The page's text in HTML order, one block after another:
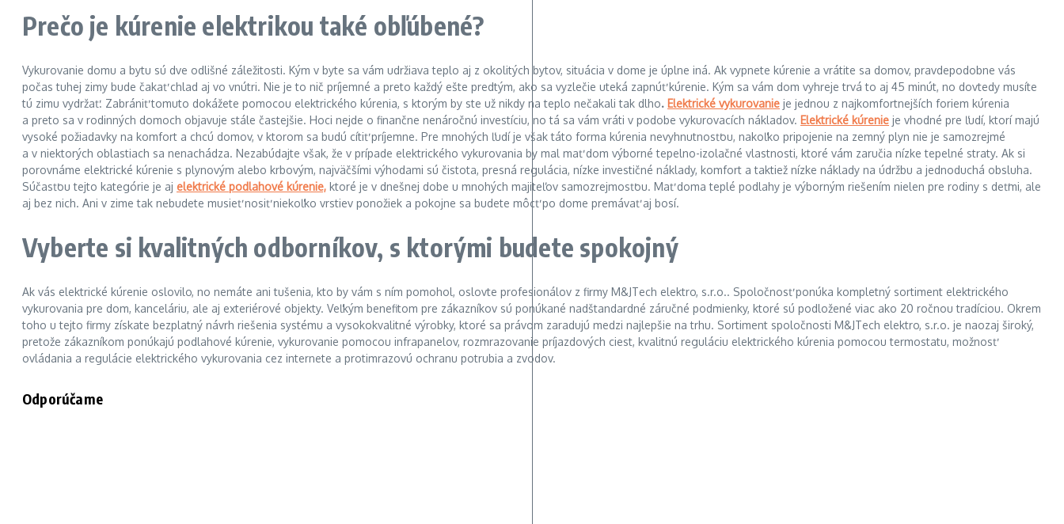
Prečo je kúrenie elektrikou také obľúbené?
Vykurovanie domu a bytu sú dve odlišné záležitosti. Kým v byte sa vám udržiava teplo aj z okolitých bytov, situácia v dome je úplne iná. Ak vypnete kúrenie a vrátite sa domov, pravdepodobne vás
počas tuhej zimy bude čakať chlad aj vo vnútri. Nie je to nič príjemné a preto každý ešte predtým, ako sa vyzlečie uteká zapnúť kúrenie. Kým sa vám dom vyhreje trvá to aj 45 minút, no dovtedy musíte
tú zimu vydržať. Zabrániť tomuto dokážete pomocou elektrického kúrenia, s ktorým by ste už nikdy na teplo nečakali tak dlho. Elektrické vykurovanie je jednou z najkomfortnejších foriem kúrenia
a preto sa v rodinných domoch objavuje stále častejšie. Hoci nejde o finančne nenáročnú investíciu, no tá sa vám vráti v podobe vykurovacích nákladov. Elektrické kúrenie je vhodné pre ľudí, ktorí majú
vysoké požiadavky na komfort a chcú domov, v ktorom sa budú cítiť príjemne. Pre mnohých ľudí je však táto forma kúrenia nevyhnutnosťou, nakoľko pripojenie na zemný plyn nie je samozrejmé
a v niektorých oblastiach sa nenachádza. Nezabúdajte však, že v prípade elektrického vykurovania by mal mať dom výborné tepelno-izolačné vlastnosti, ktoré vám zaručia nízke tepelné straty. Ak si
porovnáme elektrické kúrenie s plynovým alebo krbovým, najväčšími výhodami sú čistota, presná regulácia, nízke investičné náklady, komfort a taktiež nízke náklady na údržbu a jednoduchá obsluha.
Súčasťou tejto kategórie je aj elektrické podlahové kúrenie, ktoré je v dnešnej dobe u mnohých majiteľov samozrejmosťou. Mať doma teplé podlahy je výborným riešením nielen pre rodiny s deťmi, ale
aj bez nich. Ani v zime tak nebudete musieť nosiť niekoľko vrstiev ponožiek a pokojne sa budete môcť po dome premávať aj bosí.
Vyberte si kvalitných odborníkov, s ktorými budete spokojný
Ak vás elektrické kúrenie oslovilo, no nemáte ani tušenia, kto by vám s ním pomohol, oslovte profesionálov z firmy M&JTech elektro, s.r.o.. Spoločnosť ponúka kompletný sortiment elektrického
vykurovania pre dom, kanceláriu, ale aj exteriérové objekty. Veľkým benefitom pre zákazníkov sú ponúkané nadštandardné záručné podmienky, ktoré sú podložené viac ako 20 ročnou tradíciou. Okrem
toho u tejto firmy získate bezplatný návrh riešenia systému a vysokokvalitné výrobky, ktoré sa právom zaradujú medzi najlepšie na trhu. Sortiment spoločnosti M&JTech elektro, s.r.o. je naozaj široký,
pretože zákazníkom ponúkajú podlahové kúrenie, vykurovanie pomocou infrapanelov, rozmrazovanie príjazdových ciest, kvalitnú reguláciu elektrického kúrenia pomocou termostatu, možnosť
ovládania a regulácie elektrického vykurovania cez internete a protimrazovú ochranu potrubia a zvodov.
Odporúčame